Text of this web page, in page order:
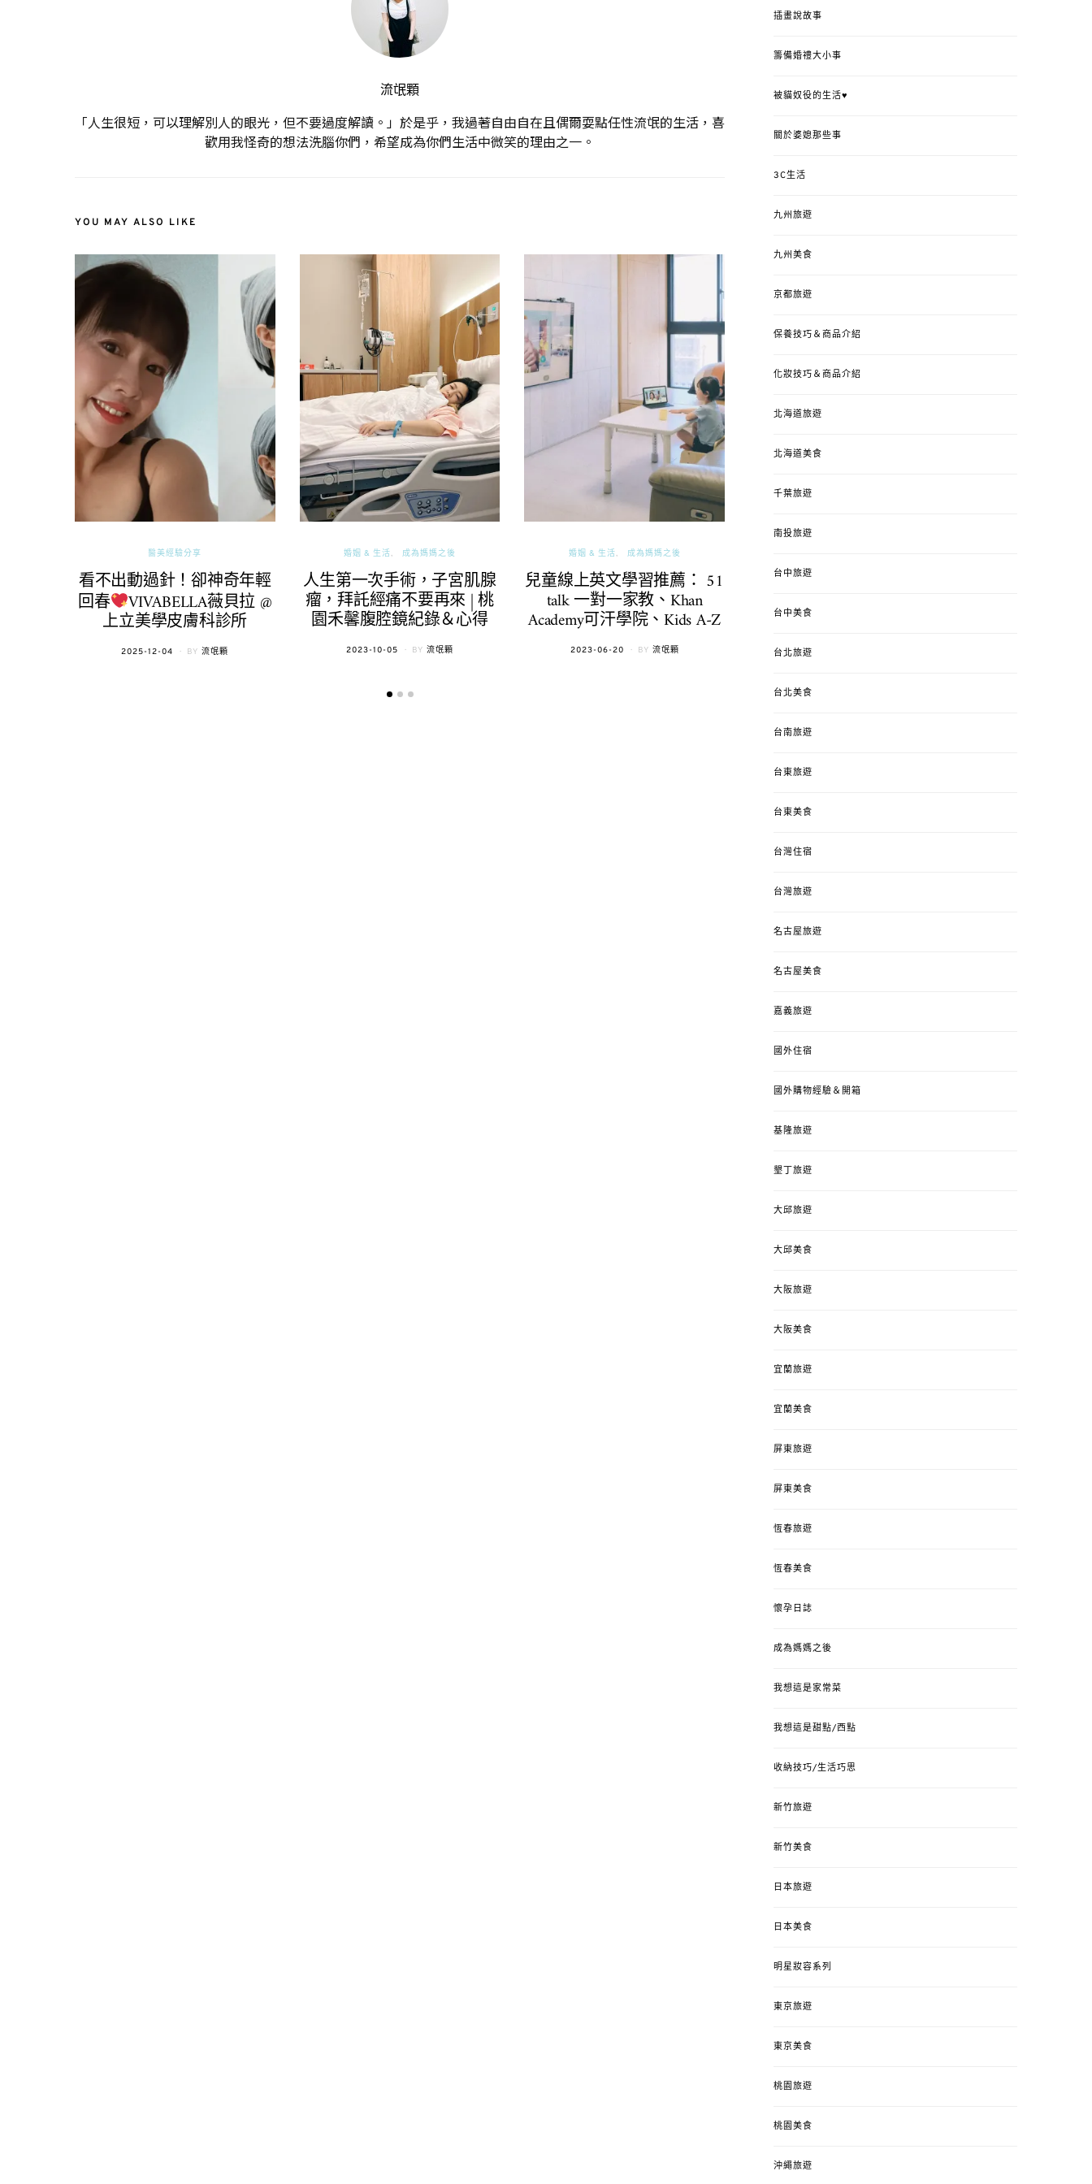
流氓顆
「人生很短，可以理解別人的眼光，但不要過度解讀。」於是乎，我過著自由自在且偶爾耍點任性流氓的生活，喜
歡用我怪奇的想法洗腦你們，希望成為你們生活中微笑的理由之一。
YOU MAY ALSO LIKE
醫美經驗分享
看不出動過針！卻神奇年輕
回春 VIVABELLA薇貝拉 @
上立美學皮膚科診所
POSTED
2025-12-04 BY 流氓顆
婚姻 & 生活 成為媽媽之後
人生第一次手術，子宮肌腺
瘤，拜託經痛不要再來 | 桃
園禾馨腹腔鏡紀錄＆心得
POSTED
2023-10-05 BY 流氓顆
婚姻 & 生活 成為媽媽之後
兒童線上英文學習推薦： 51
talk 一對一家教、Khan
Academy可汗學院、Kids A-Z
POSTED
2023-06-20 BY 流氓顆
4y3m ：視力檢查、練習犯
錯、認識華德福
插畫說故事
籌備婚禮大小事
被貓奴役的生活♥
關於婆媳那些事
3C生活
九州旅遊
九州美食
京都旅遊
保養技巧＆商品介紹
化妝技巧＆商品介紹
北海道旅遊
北海道美食
千葉旅遊
南投旅遊
台中旅遊
台中美食
台北旅遊
台北美食
台南旅遊
台東旅遊
台東美食
台灣住宿
台灣旅遊
名古屋旅遊
名古屋美食
嘉義旅遊
國外住宿
國外購物經驗＆開箱
基隆旅遊
墾丁旅遊
大邱旅遊
大邱美食
大阪旅遊
大阪美食
宜蘭旅遊
宜蘭美食
屏東旅遊
屏東美食
恆春旅遊
恆春美食
懷孕日誌
成為媽媽之後
我想這是家常菜
我想這是甜點/西點
收納技巧/生活巧思
新竹旅遊
新竹美食
日本旅遊
日本美食
明星妝容系列
東京旅遊
東京美食
桃園旅遊
桃園美食
沖繩旅遊